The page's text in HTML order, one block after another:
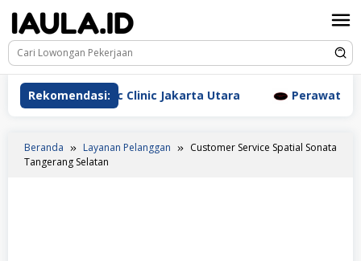
konten
Rekomendasi:
Aesthetic Clinic Jakarta Utara Perawat Dr.
Beranda Layanan Pelanggan
Customer Service Spatial Sonata
Tangerang Selatan